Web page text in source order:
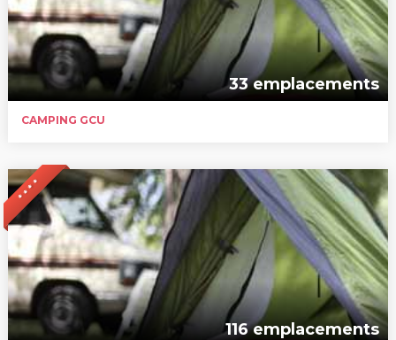
33 emplacements
CAMPING GCU
* * * *
116 emplacements